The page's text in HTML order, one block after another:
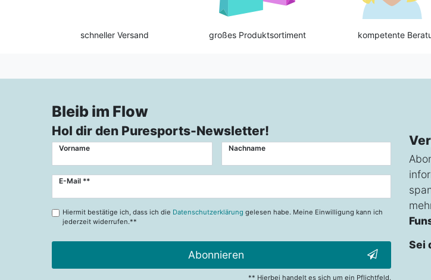
schneller Versand großes Produktsortiment kompetente
Bleib im Flow
Hol dir den Puresports-Newsletter!
Vorname Nachname
E-Mail **
Newsletter
Hiermit bestätige ich, dass ich die Datenschutzerklärung gelesen habe. Meine Einwilligung kann ich
jederzeit widerrufen.**
Abonnieren
** Hierbei handelt es sich um ein Pflichtfeld.
Sei